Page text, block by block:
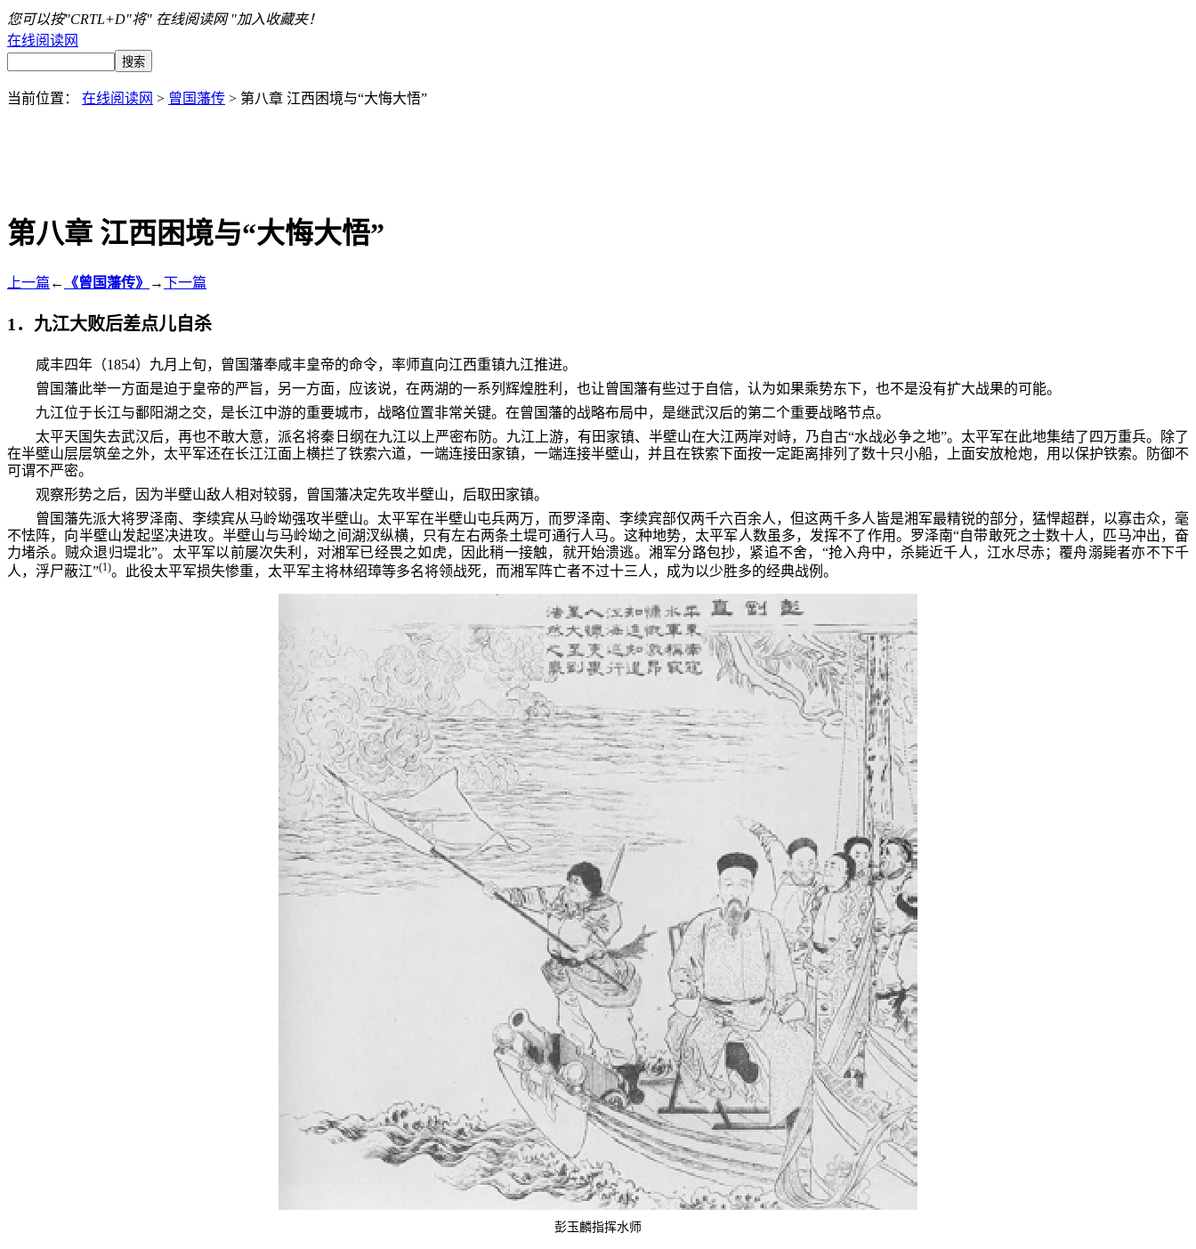
您可以按"CRTL+D"将" 在线阅读网 "加入收藏夹！
在线阅读网
当前位置： 在线阅读网 > 曾国藩传 > 第八章 江西困境与“大悔大悟”
第八章 江西困境与“大悔大悟”
上一篇 ← 《曾国藩传》 →下一篇
1．九江大败后差点儿自杀
咸丰四年（1854）九月上旬，曾国藩奉咸丰皇帝的命令，率师直向江西重镇九江推进。
曾国藩此举一方面是迫于皇帝的严旨，另一方面，应该说，在两湖的一系列辉煌胜利，也让曾国藩有些过于自信，认为如果乘势东下，也不是没有扩大战果的可能。
九江位于长江与鄱阳湖之交，是长江中游的重要城市，战略位置非常关键。在曾国藩的战略布局中，是继武汉后的第二个重要战略节点。
太平天国失去武汉后，再也不敢大意，派名将秦日纲在九江以上严密布防。九江上游，有田家镇、半壁山在大江两岸对峙，乃自古“水战必争之地”。太平军在此地集结了四万重兵。除了
在半壁山层层筑垒之外，太平军还在长江江面上横拦了铁索六道，一端连接田家镇，一端连接半壁山，并且在铁索下面按一定距离排列了数十只小船，上面安放枪炮，用以保护铁索。防御不
可谓不严密。
观察形势之后，因为半壁山敌人相对较弱，曾国藩决定先攻半壁山，后取田家镇。
曾国藩先派大将罗泽南、李续宾从马岭坳强攻半壁山。太平军在半壁山屯兵两万，而罗泽南、李续宾部仅两千六百余人，但这两千多人皆是湘军最精锐的部分，猛悍超群，以寡击众，毫
不怯阵，向半壁山发起坚决进攻。半壁山与马岭坳之间湖汊纵横，只有左右两条土堤可通行人马。这种地势，太平军人数虽多，发挥不了作用。罗泽南“自带敢死之士数十人，匹马冲出，奋
力堵杀。贼众退归堤北”。太平军以前屡次失利，对湘军已经畏之如虎，因此稍一接触，就开始溃逃。湘军分路包抄，紧追不舍，“抢入舟中，杀毙近千人，江水尽赤；覆舟溺毙者亦不下千
人，浮尸蔽江”(1)。此役太平军损失惨重，太平军主将林绍璋等多名将领战死，而湘军阵亡者不过十三人，成为以少胜多的经典战例。
彭玉麟指挥水师